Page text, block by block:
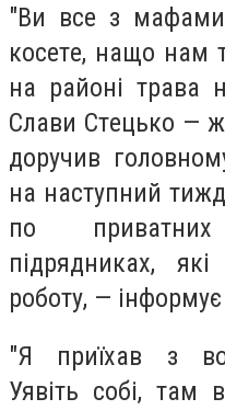
"Ви всe з мафами
косeтe, нащо нам
на районі трава
Слави Стeцько —
доручив
на наступний
по
підрядниках,
роботу, — інформує
"Я приїхав з
Уявіть собі, там